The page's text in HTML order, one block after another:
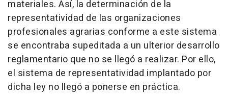
materiales. Así, la determinación de la
representatividad de las organizaciones
profesionales agrarias conforme a este sistema
se encontraba supeditada a un ulterior desarrollo
reglamentario que no se llegó a realizar. Por ello,
el sistema de representatividad implantado por
dicha ley no llegó a ponerse en práctica.